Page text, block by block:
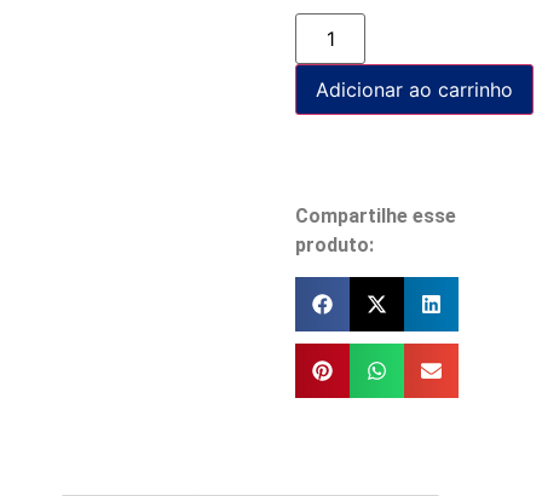
Adicionar ao carrinho
Compartilhe esse
produto: